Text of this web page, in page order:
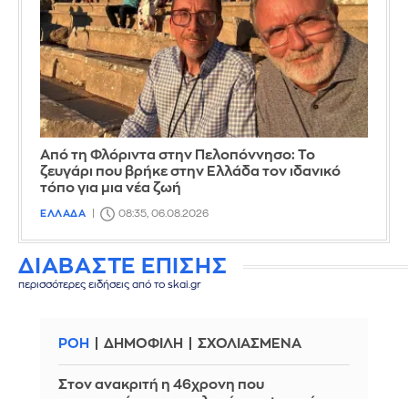
Από τη Φλόριντα στην Πελοπόννησο: Το
ζευγάρι που βρήκε στην Ελλάδα τον ιδανικό
τόπο για μια νέα ζωή
ΕΛΛΑΔΑ 08:35, 06.08.2026
ΔΙΑΒΑΣΤΕ ΕΠΙΣΗΣ
περισσότερες ειδήσεις από το skai.gr
ΡΟΗ ΔΗΜΟΦΙΛΗ ΣΧΟΛΙΑΣΜΕΝΑ
Στον ανακριτή η 46χρονη που